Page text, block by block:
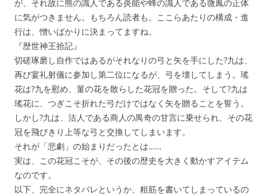
が、それ故に熊の識人である炎能や蜂の識人である微鳳の正体
に気がつきません。もちろん読者も。ここらあたりの構成・進
行は、憎いばかりに決まってますね。
『歴世神王拾記』
切磋琢磨し自作ではあるがそれなりの弓と矢を手にした?九は、
再び宴礼射儀に参加し第二位になるが、弓を壊してしまう。瑤
花は?九を慰め、菫の花を散らした花冠を贈った。そして?九は
瑤花に、つぎこそ折れた弓だけではなく矢を贈ることを誓う。
しかし?九は、沽人である商人の禺奇の甘言に乗せられ、その花
冠を飛びきり上等な弓と交換してしまいます。
それが「悲劇」の始まりだったとは……
実は、この花冠こそが、その後の歴史を大きく動かすアイテム
なのです。
以下、完全にネタバレというか、粗筋を書いてしまっているの